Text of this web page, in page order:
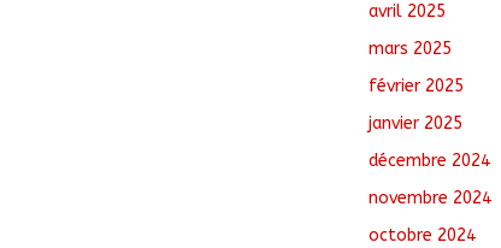
avril 2025
mars 2025
février 2025
janvier 2025
décembre 2024
novembre 2024
octobre 2024